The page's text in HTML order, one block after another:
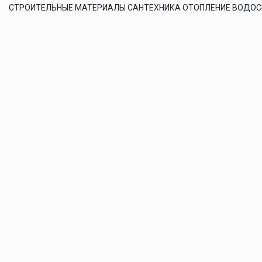
СТРОИТЕЛЬНЫЕ МАТЕРИАЛЫ САНТЕХНИКА ОТОПЛЕНИЕ